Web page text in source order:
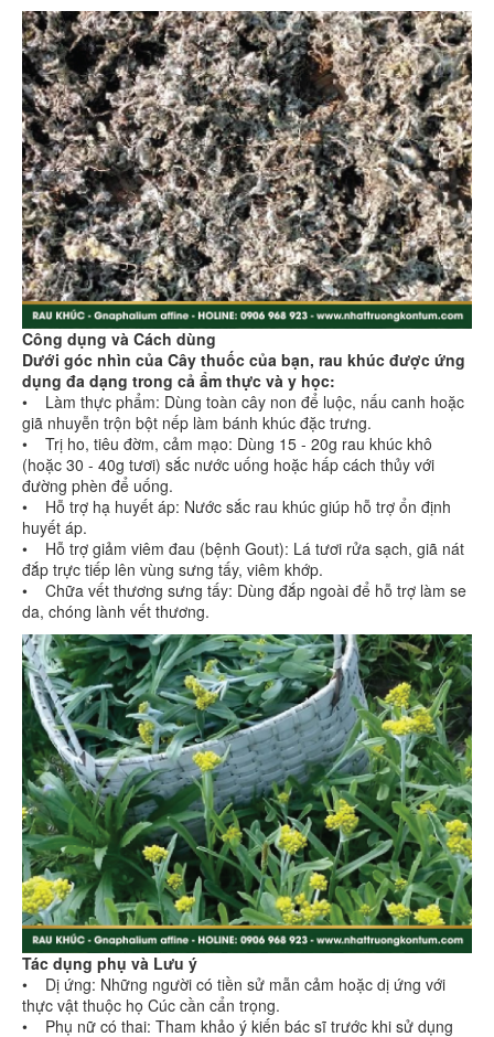
Công dụng và Cách dùng
Dưới góc nhìn của Cây thuốc của bạn, rau khúc được ứng
dụng đa dạng trong cả ẩm thực và y học:
• Làm thực phẩm: Dùng toàn cây non để luộc, nấu canh hoặc
giã nhuyễn trộn bột nếp làm bánh khúc đặc trưng.
• Trị ho, tiêu đờm, cảm mạo: Dùng 15 - 20g rau khúc khô
(hoặc 30 - 40g tươi) sắc nước uống hoặc hấp cách thủy với
đường phèn để uống.
• Hỗ trợ hạ huyết áp: Nước sắc rau khúc giúp hỗ trợ ổn định
huyết áp.
• Hỗ trợ giảm viêm đau (bệnh Gout): Lá tươi rửa sạch, giã nát
đắp trực tiếp lên vùng sưng tấy, viêm khớp.
• Chữa vết thương sưng tấy: Dùng đắp ngoài để hỗ trợ làm se
da, chóng lành vết thương.
Tác dụng phụ và Lưu ý
• Dị ứng: Những người có tiền sử mẫn cảm hoặc dị ứng với
thực vật thuộc họ Cúc cần cẩn trọng.
• Phụ nữ có thai: Tham khảo ý kiến bác sĩ trước khi sử dụng